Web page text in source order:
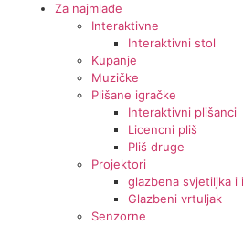
Za najmlađe
Interaktivne
Interaktivni stol
Kupanje
Muzičke
Plišane igračke
Interaktivni plišanci
Licencni pliš
Pliš druge
Projektori
glazbena svjetiljka i
Glazbeni vrtuljak
Senzorne